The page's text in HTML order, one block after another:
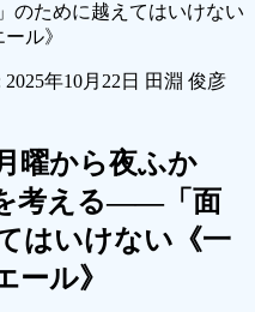
ために越えてはいけない
ル》
2025年10月22日 田淵 俊彦
曜から夜ふか
考える――「面
はいけない《一
ール》